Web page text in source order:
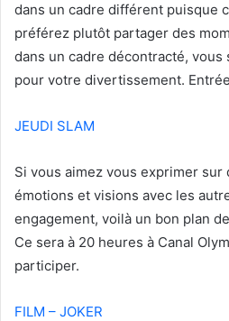
dans un cadre différent puisque
préférez plutôt partager des
dans un cadre décontracté,
pour votre divertissement.
JEUDI SLAM
Si vous aimez vous exprimer
émotions et visions avec les
engagement, voilà un bon plan
Ce sera à 20 heures à Canal
participer.
FILM – JOKER